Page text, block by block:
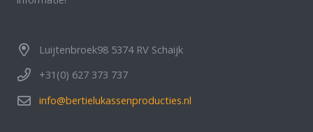
Luijtenbroek98 5374 RV Schaijk
+31(0) 627 373 737
info@bertielukassenproducties.nl